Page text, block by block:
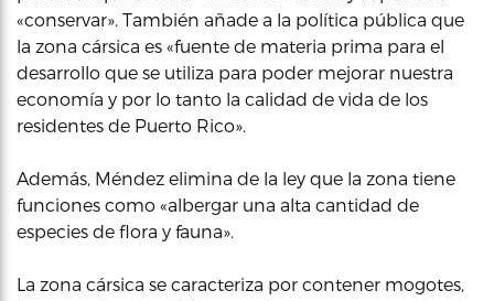
«conservar». También añade a la política pública que
la zona cársica es «fuente de materia prima para el
desarrollo que se utiliza para poder mejorar nuestra
economía y por lo tanto la calidad de vida de los
residentes de Puerto Rico».
Además, Méndez elimina de la ley que la zona tiene
funciones como «albergar una alta cantidad de
especies de flora y fauna».
La zona cársica se caracteriza por contener mogotes,